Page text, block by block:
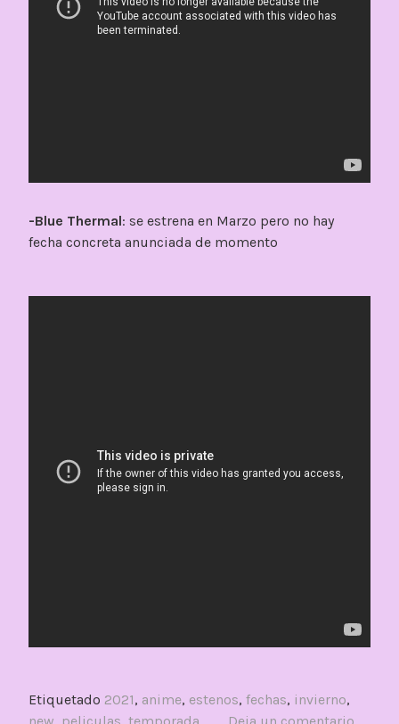
-Blue Thermal: se estrena en Marzo pero no hay
fecha concreta anunciada de momento
Etiquetado 2021, anime, estenos, fechas, invierno,
new peliculas temporada Deja un comentario